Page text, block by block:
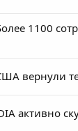
1100
вернули
активно